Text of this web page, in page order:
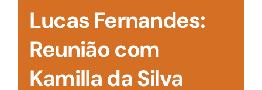
Lucas Fernandes:
Reunião com
Kamilla da Silva